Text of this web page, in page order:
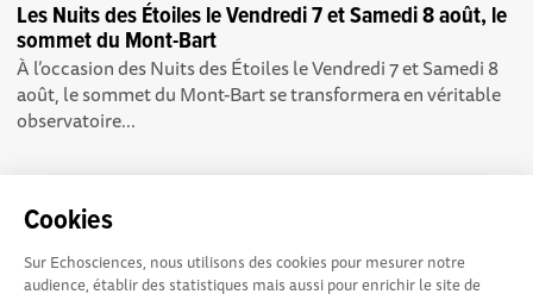
Cookies
Sur Echosciences, nous utilisons des cookies pour mesurer notre
audience, établir des statistiques mais aussi pour enrichir le site de
Les Nuits des Étoiles le Vendredi 7 et Samedi 8 août, le
sommet du Mont-Bart
À l’occasion des Nuits des Étoiles le Vendredi 7 et Samedi 8
août, le sommet du Mont-Bart se transformera en véritable
observatoire...
Conditions Générales d'utilisation
Echosciences Sud